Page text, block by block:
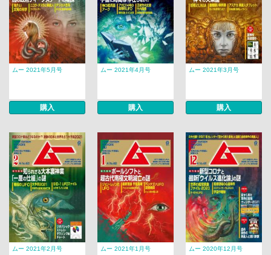
ムー 2021年5月号
購入
ムー 2021年4月号
購入
ムー 2021年3月号
購入
ムー 2021年2月号 ムー 2021年1月号 ムー 2020年12月号